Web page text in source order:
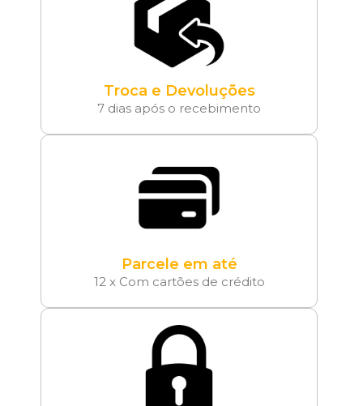
Troca e Devoluções
7 dias após o recebimento
Parcele em até
12 x Com cartões de crédito